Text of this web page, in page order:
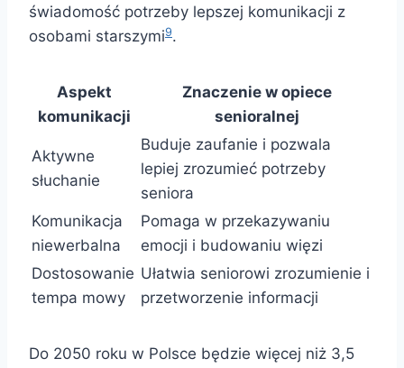
świadomość potrzeby lepszej komunikacji z
osobami starszymi9.
Aspekt
komunikacji
Znaczenie w opiece
senioralnej
Aktywne
słuchanie
Buduje zaufanie i pozwala
lepiej zrozumieć potrzeby
seniora
Komunikacja
niewerbalna
Pomaga w przekazywaniu
emocji i budowaniu więzi
Dostosowanie
tempa mowy
Ułatwia seniorowi zrozumienie i
przetworzenie informacji
Do 2050 roku w Polsce będzie więcej niż 3,5